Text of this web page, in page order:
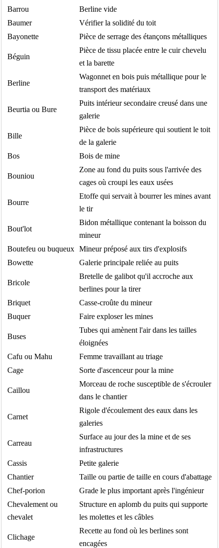
Barrou
Berline vide
Baumer
Vérifier la solidité du toit
Bayonette
Pièce de serrage des étançons métalliques
Béguin
Pièce de tissu placée entre le cuir chevelu
et la barette
Berline
Wagonnet en bois puis métallique pour le
transport des matériaux
Beurtia ou Bure
Puits intérieur secondaire creusé dans une
galerie
Bille
Pièce de bois supérieure qui soutient le toit
de la galerie
Bos
Bois de mine
Bouniou
Zone au fond du puits sous l'arrivée des
cages où croupi les eaux usées
Bourre
Etoffe qui servait à bourrer les mines avant
le tir
Bout'lot
Bidon métallique contenant la boisson du
mineur
Boutefeu ou buqueux
Mineur préposé aux tirs d'explosifs
Bowette
Galerie principale reliée au puits
Bricole
Bretelle de galibot qu'il accroche aux
berlines pour la tirer
Briquet
Casse-croûte du mineur
Buquer
Faire exploser les mines
Buses
Tubes qui amènent l'air dans les tailles
éloignées
Cafu ou Mahu
Femme travaillant au triage
Cage
Sorte d'ascenceur pour la mine
Caillou
Morceau de roche susceptible de s'écrouler
dans le chantier
Carnet
Rigole d'écoulement des eaux dans les
galeries
Carreau
Surface au jour des la mine et de ses
infrastructures
Cassis
Petite galerie
Chantier
Taille ou partie de taille en cours d'abattage
Chef-porion
Grade le plus important après l'ingénieur
Chevalement ou
chevalet
Structure en aplomb du puits qui supporte
les molettes et les câbles
Clichage
Recette au fond où les berlines sont
encagées